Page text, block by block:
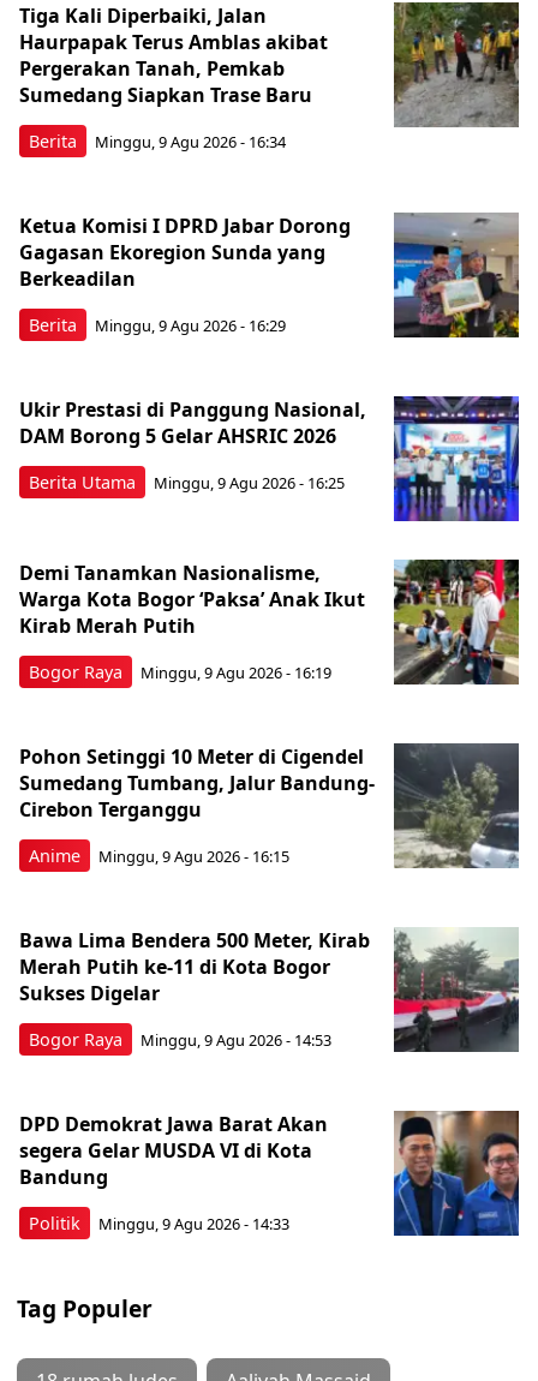
Berita
Tiga Kali Diperbaiki, Jalan
Haurpapak Terus Amblas akibat
Pergerakan Tanah, Pemkab
Sumedang Siapkan Trase Baru
Minggu, 9 Agu 2026 - 16:34
Berita
Ketua Komisi I DPRD Jabar Dorong
Gagasan Ekoregion Sunda yang
Berkeadilan
Minggu, 9 Agu 2026 - 16:29
Berita Utama
Ukir Prestasi di Panggung Nasional,
DAM Borong 5 Gelar AHSRIC 2026
Minggu, 9 Agu 2026 - 16:25
Bogor Raya
Demi Tanamkan Nasionalisme,
Warga Kota Bogor ‘Paksa’ Anak Ikut
Kirab Merah Putih
Minggu, 9 Agu 2026 - 16:19
Anime
Pohon Setinggi 10 Meter di Cigendel
Sumedang Tumbang, Jalur Bandung-
Cirebon Terganggu
Minggu, 9 Agu 2026 - 16:15
Bogor Raya
Bawa Lima Bendera 500 Meter, Kirab
Merah Putih ke-11 di Kota Bogor
Sukses Digelar
Minggu, 9 Agu 2026 - 14:53
Politik
DPD Demokrat Jawa Barat Akan
segera Gelar MUSDA VI di Kota
Bandung
Minggu, 9 Agu 2026 - 14:33
Tag Populer